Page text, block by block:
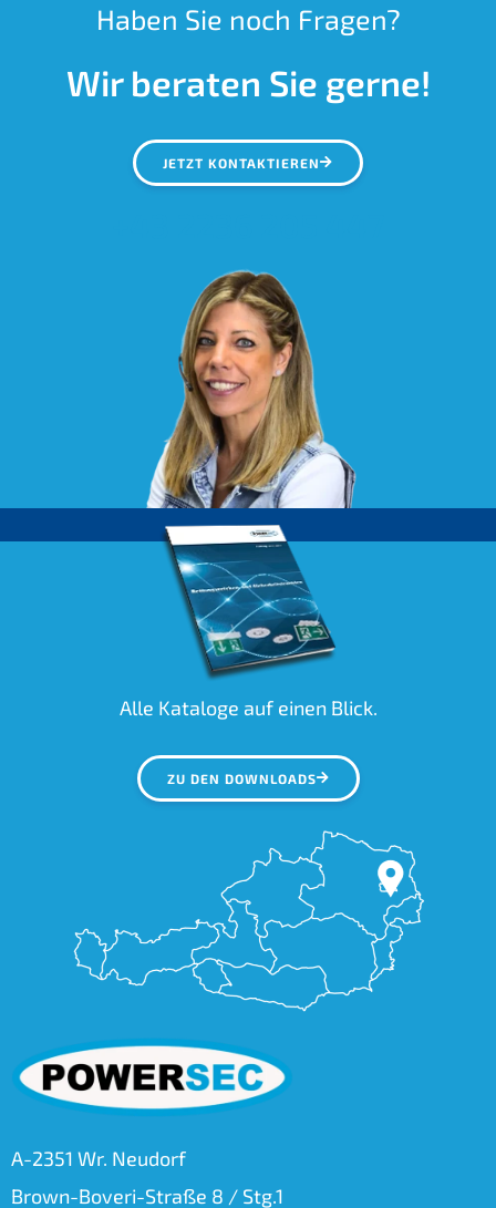
Haben Sie noch Fragen?
Wir beraten Sie gerne!
JETZT KONTAKTIEREN
Alle Kataloge auf einen Blick.
ZU DEN DOWNLOADS
A-2351 Wr. Neudorf
Brown-Boveri-Straße 8 / Stg.1